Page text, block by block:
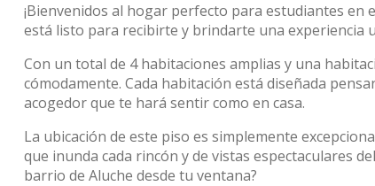
¡Bienvenidos al hogar perfecto para estudiantes en
está listo para recibirte y brindarte una experiencia
Con un total de 4 habitaciones amplias y una
cómodamente. Cada habitación está diseñada
acogedor que te hará sentir como en casa.
La ubicación de este piso es simplemente
que inunda cada rincón y de vistas espectaculares
barrio de Aluche desde tu ventana?